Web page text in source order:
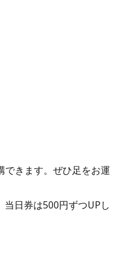
できます。ぜひ足をお運
日券は500円ずつUPし